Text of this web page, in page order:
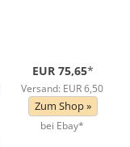
EUR 75,65*
Versand: EUR 6,50
Zum Shop »
bei Ebay*